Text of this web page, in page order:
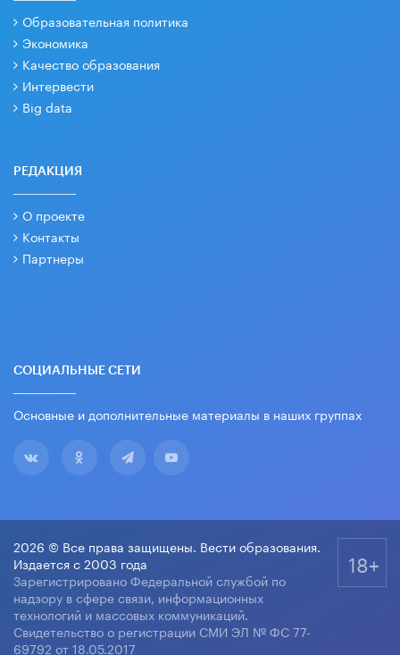
Образовательная политика
Экономика
Качество образования
Интервести
Big data
РЕДАКЦИЯ
О проекте
Контакты
Партнеры
СОЦИАЛЬНЫЕ СЕТИ
Основные и дополнительные материалы в наших группах
2026 © Все права защищены. Вести образования.
Издается с 2003 года
Зарегистрировано Федеральной службой по
надзору в сфере связи, информационных
технологий и массовых коммуникаций.
Свидетельство о регистрации СМИ ЭЛ № ФС 77-
69792 от 18.05.2017
18+